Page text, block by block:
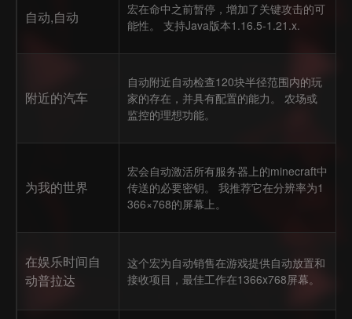
自动,自动
宏在命中之前暂停，增加了关键攻击的可
能性。 支持Java版本1.16.5-1.21.x.
附近的汽车
自动附近自动检查120块半径范围内的玩
家的存在，并具有配置的能力。 农场或
监控的理想功能。
为我的世界
宏会自动激活所有服务器上的minecraft中
传送的必要密钥。 我推荐它在分辨率为1
366×768的屏幕上。
在娱乐时间自
动普拉达
这个宏为自动销售在游戏提供自动放置和
接收项目，最佳工作在1366x768屏幕。